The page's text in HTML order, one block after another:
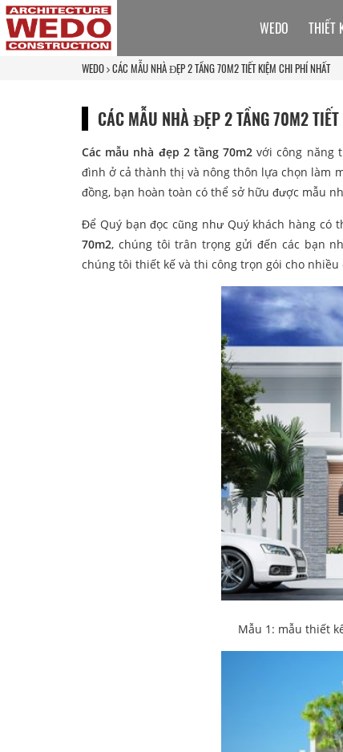
WEDO CÁC MẪU NHÀ ĐẸP 2 TẦNG 70M2 TIẾT KIỆM CHI PHÍ NHẤT
CÁC MẪU NHÀ ĐẸP 2 TẦNG 70M2
Các mẫu nhà đẹp 2 tầng 70m2 với công năng
đình ở cả thành thị và nông thôn lựa chọn làm
đồng, bạn hoàn toàn có thể sở hữu được mẫu
Để Quý bạn đọc cũng như Quý khách hàng
70m2, chúng tôi trân trọng gửi đến các bạn
chúng tôi thiết kế và thi công trọn gói cho nhiều
Mẫu 1: mẫu thiết
WEDO THIẾT